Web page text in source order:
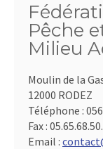
Pêche
Milieu
Moulin de la
12000 RODEZ
Téléphone :
Fax :
Email :